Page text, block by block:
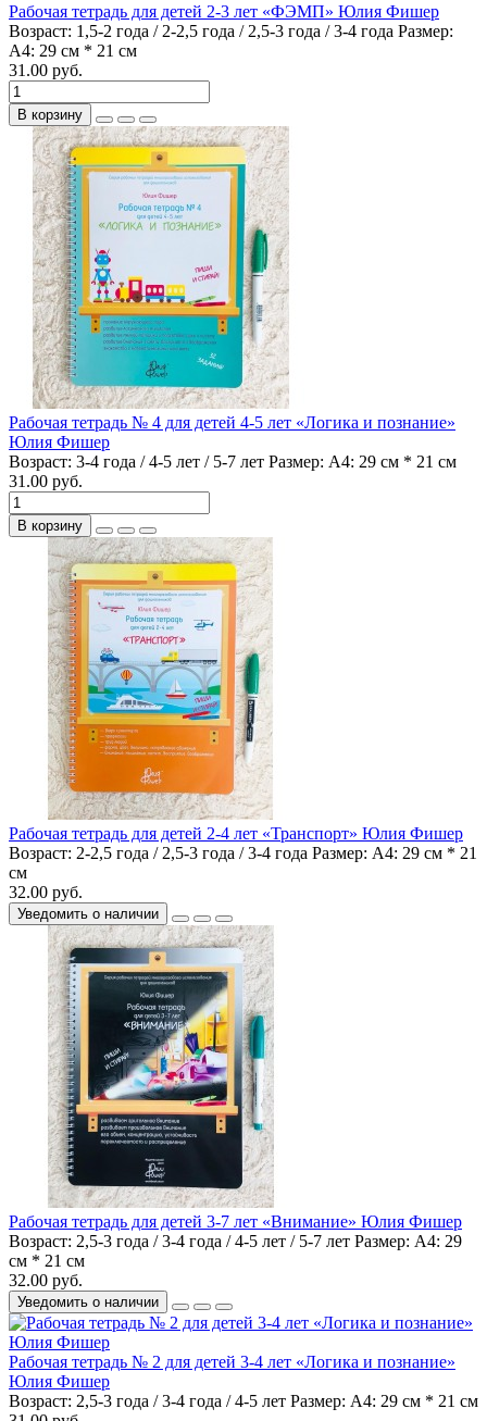
Рабочая тетрадь для детей 2-3 лет «ФЭМП» Юлия Фишер
Возраст: 1,5-2 года / 2-2,5 года / 2,5-3 года / 3-4 года Размер:
А4: 29 см * 21 см
31.00 руб.
В корзину
Рабочая тетрадь № 4 для детей 4-5 лет «Логика и познание»
Юлия Фишер
Возраст: 3-4 года / 4-5 лет / 5-7 лет Размер: А4: 29 см * 21 см
31.00 руб.
В корзину
Рабочая тетрадь для детей 2-4 лет «Транспорт» Юлия Фишер
Возраст: 2-2,5 года / 2,5-3 года / 3-4 года Размер: А4: 29 см * 21
см
32.00 руб.
Уведомить о наличии
Рабочая тетрадь для детей 3-7 лет «Внимание» Юлия Фишер
Возраст: 2,5-3 года / 3-4 года / 4-5 лет / 5-7 лет Размер: А4: 29
см * 21 см
32.00 руб.
Уведомить о наличии
Рабочая тетрадь № 2 для детей 3-4 лет «Логика и познание»
Юлия Фишер
Возраст: 2,5-3 года / 3-4 года / 4-5 лет Размер: А4: 29 см * 21 см